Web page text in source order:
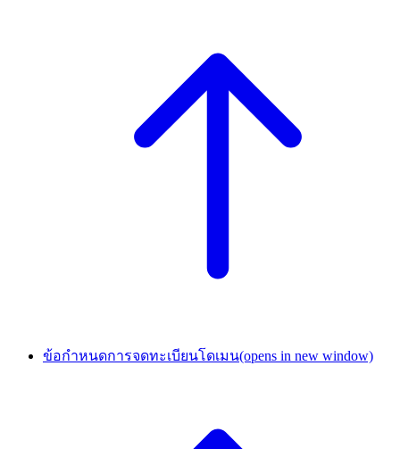
ข้อกำหนดการจดทะเบียนโดเมน(opens in new window)